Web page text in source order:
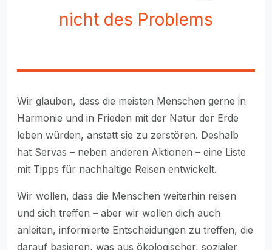
nicht des Problems
Wir glauben, dass die meisten Menschen gerne in
Harmonie und in Frieden mit der Natur der Erde
leben würden, anstatt sie zu zerstören. Deshalb
hat Servas – neben anderen Aktionen – eine Liste
mit Tipps für nachhaltige Reisen entwickelt.
Wir wollen, dass die Menschen weiterhin reisen
und sich treffen – aber wir wollen dich auch
anleiten, informierte Entscheidungen zu treffen, die
darauf basieren, was aus ökologischer, sozialer